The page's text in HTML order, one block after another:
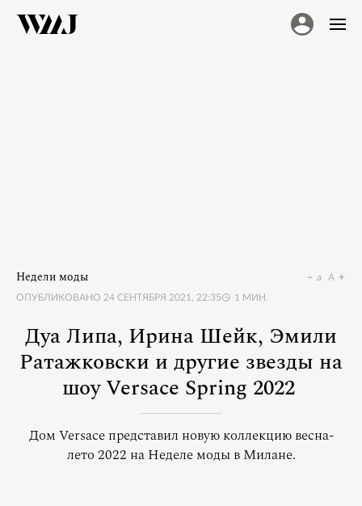
Недели моды
ОПУБЛИКОВАНО 24 СЕНТЯБРЯ 2021, 22:35 1 МИН.
a A
Дуа Липа, Ирина Шейк, Эмили
Ратажковски и другие звезды на
шоу Versace Spring 2022
Дом Versace представил новую коллекцию весна-
лето 2022 на Неделе моды в Милане.